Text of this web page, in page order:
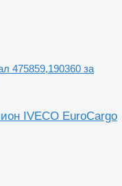
475859,190360 за
IVECO EuroCargo